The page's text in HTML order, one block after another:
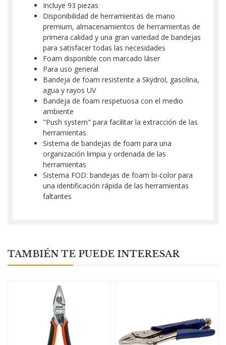
Incluye 93 piezas
Disponibilidad de herramientas de mano
premium, almacenamientos de herramientas de
primera calidad y una gran variedad de bandejas
para satisfacer todas las necesidades
Foam disponible con marcado láser
Para uso general
Bandeja de foam resistente a Skydrol, gasolina,
agua y rayos UV
Bandeja de foam respetuosa con el medio
ambiente
"Push system" para facilitar la extracción de las
herramientas
Sistema de bandejas de foam para una
organización limpia y ordenada de las
herramientas
Sistema FOD: bandejas de foam bi-color para
una identificación rápida de las herramientas
faltantes
TAMBIÉN TE PUEDE INTERESAR